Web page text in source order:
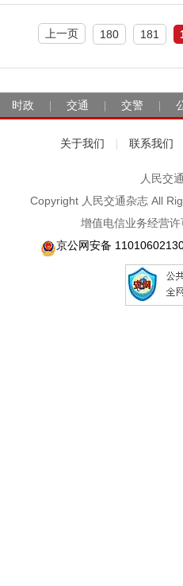
上一页 180 181
时政 交通 交警
关于我们 联系我们
人民交
Copyright 人民交通杂志 All
增值电信业务经营
京公网安备